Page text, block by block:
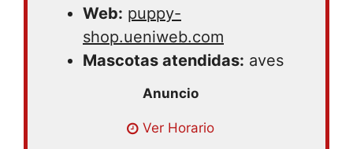
Web: puppy-
shop.ueniweb.com
Mascotas atendidas: aves
Lunes 08:30 – 16:00 | Martes 08:30 –
Ver Horario